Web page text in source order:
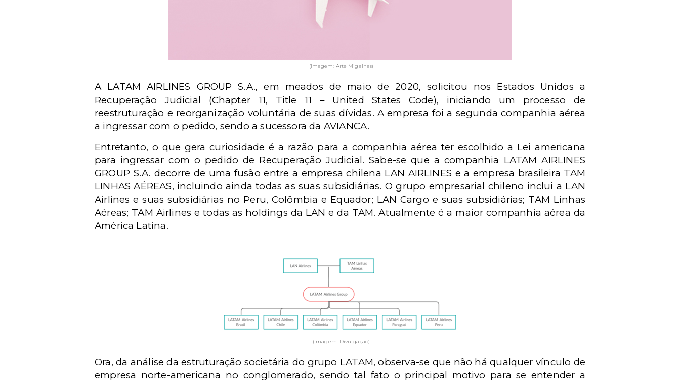
(Imagem: Arte Migalhas)
A LATAM AIRLINES GROUP S.A., em meados de maio de 2020, solicitou nos Estados Unidos a
Recuperação Judicial (Chapter 11, Title 11 – United States Code), iniciando um processo de
reestruturação e reorganização voluntária de suas dívidas. A empresa foi a segunda companhia aérea
a ingressar com o pedido, sendo a sucessora da AVIANCA.
Entretanto, o que gera curiosidade é a razão para a companhia aérea ter escolhido a Lei americana
para ingressar com o pedido de Recuperação Judicial. Sabe-se que a companhia LATAM AIRLINES
GROUP S.A. decorre de uma fusão entre a empresa chilena LAN AIRLINES e a empresa brasileira TAM
LINHAS AÉREAS, incluindo ainda todas as suas subsidiárias. O grupo empresarial chileno inclui a LAN
Airlines e suas subsidiárias no Peru, Colômbia e Equador; LAN Cargo e suas subsidiárias; TAM Linhas
Aéreas; TAM Airlines e todas as holdings da LAN e da TAM. Atualmente é a maior companhia aérea da
América Latina.
(Imagem: Divulgação)
Ora, da análise da estruturação societária do grupo LATAM, observa-se que não há qualquer vínculo de
empresa norte-americana no conglomerado, sendo tal fato o principal motivo para se entender a